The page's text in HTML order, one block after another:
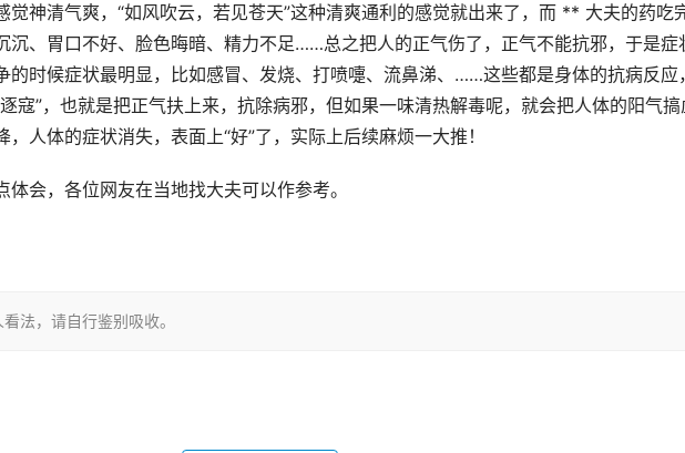
觉神清气爽，“如风吹云，若见苍天”这种清爽通利的感觉就出来了，而 ** 大夫的药吃
沉、胃口不好、脸色晦暗、精力不足……总之把人的正气伤了，正气不能抗邪，于是症
的时候症状最明显，比如感冒、发烧、打喷嚏、流鼻涕、……这些都是身体的抗病反应，
寇”，也就是把正气扶上来，抗除病邪，但如果一味清热解毒呢，就会把人体的阳气搞
人体的症状消失，表面上“好”了，实际上后续麻烦一大推！
会，各位网友在当地找大夫可以作参考。
法，请自行鉴别吸收。